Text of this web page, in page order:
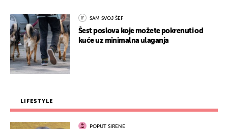
SAM SVOJ ŠEF
Šest poslova koje možete pokrenuti od
kuće uz minimalna ulaganja
LIFESTYLE
POPUT SIRENE